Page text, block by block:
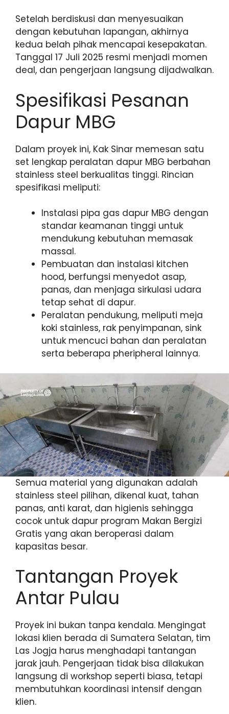
Setelah berdiskusi dan menyesuaikan
dengan kebutuhan lapangan, akhirnya
kedua belah pihak mencapai kesepakatan.
Tanggal 17 Juli 2025 resmi menjadi momen
deal, dan pengerjaan langsung dijadwalkan.
Spesifikasi Pesanan
Dapur MBG
Dalam proyek ini, Kak Sinar memesan satu
set lengkap peralatan dapur MBG berbahan
stainless steel berkualitas tinggi. Rincian
spesifikasi meliputi:
Instalasi pipa gas dapur MBG dengan
standar keamanan tinggi untuk
mendukung kebutuhan memasak
massal.
Pembuatan dan instalasi kitchen
hood, berfungsi menyedot asap,
panas, dan menjaga sirkulasi udara
tetap sehat di dapur.
Peralatan pendukung, meliputi meja
koki stainless, rak penyimpanan, sink
untuk mencuci bahan dan peralatan
serta beberapa pheripheral lainnya.
Semua material yang digunakan adalah
stainless steel pilihan, dikenal kuat, tahan
panas, anti karat, dan higienis sehingga
cocok untuk dapur program Makan Bergizi
Gratis yang akan beroperasi dalam
kapasitas besar.
Tantangan Proyek
Antar Pulau
Proyek ini bukan tanpa kendala. Mengingat
lokasi klien berada di Sumatera Selatan, tim
Las Jogja harus menghadapi tantangan
jarak jauh. Pengerjaan tidak bisa dilakukan
langsung di workshop seperti biasa, tetapi
membutuhkan koordinasi intensif dengan
klien.